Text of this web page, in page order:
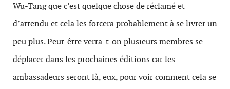
Wu-Tang que c’est quelque chose de réclamé et
d’attendu et cela les forcera probablement à se livrer un
peu plus. Peut-être verra-t-on plusieurs membres se
déplacer dans les prochaines éditions car les
ambassadeurs seront là, eux, pour voir comment cela se